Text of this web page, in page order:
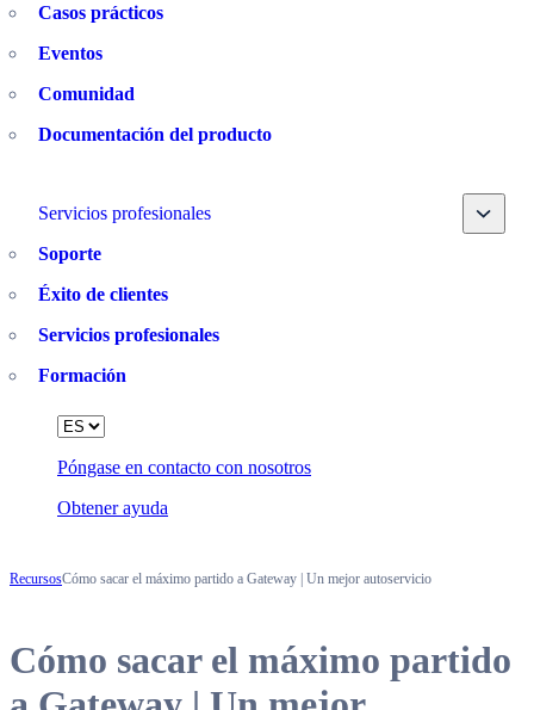
Casos prácticos
Eventos
Comunidad
Documentación del producto
Servicios profesionales Toggle
Soporte
Éxito de clientes
Servicios profesionales
Formación
Póngase en contacto con nosotros
Obtener ayuda
Language
RecursosCómo sacar el máximo partido a Gateway | Un mejor autoservicio
Cómo sacar el máximo partido